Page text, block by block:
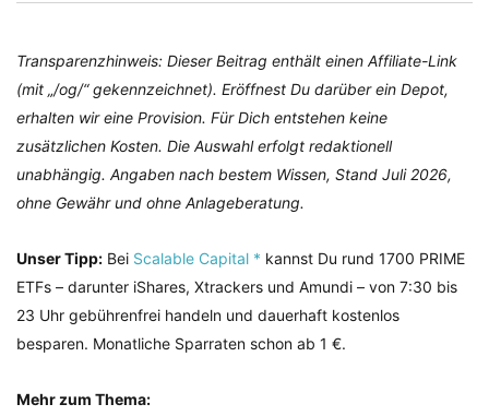
Transparenzhinweis: Dieser Beitrag enthält einen Affiliate-Link
(mit „/og/“ gekennzeichnet). Eröffnest Du darüber ein Depot,
erhalten wir eine Provision. Für Dich entstehen keine
zusätzlichen Kosten. Die Auswahl erfolgt redaktionell
unabhängig. Angaben nach bestem Wissen, Stand Juli 2026,
ohne Gewähr und ohne Anlageberatung.
Unser Tipp: Bei Scalable Capital * kannst Du rund 1700 PRIME
ETFs – darunter iShares, Xtrackers und Amundi – von 7:30 bis
23 Uhr gebührenfrei handeln und dauerhaft kostenlos
besparen. Monatliche Sparraten schon ab 1 €.
Mehr zum Thema: